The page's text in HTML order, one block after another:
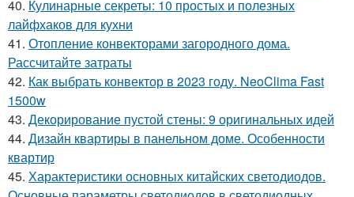
40. Кулинарные секреты: 10 простых и полезных
лайфхаков для кухни
41. Отопление конвекторами загородного дома.
Рассчитайте затраты
42. Как выбрать конвектор в 2023 году. NeoClima Fast
1500w
43. Декорирование пустой стены: 9 оригинальных идей
44. Дизайн квартиры в панельном доме. Особенности
квартир
45. Характеристики основных китайских светодиодов.